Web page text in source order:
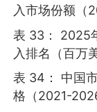
入市场份额（
表 33： 2025
入排名（百万
表 34： 中国
格（2021-